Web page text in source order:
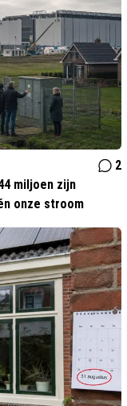
2
miljoen zijn
onze stroom